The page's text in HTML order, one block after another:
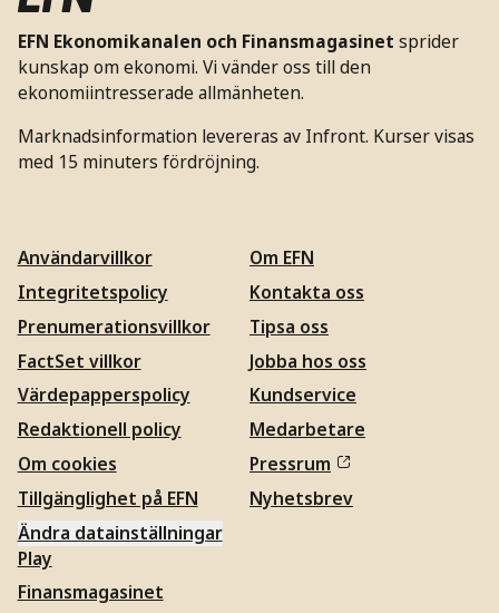
EFN Ekonomikanalen och Finansmagasinet sprider
kunskap om ekonomi. Vi vänder oss till den
ekonomiintresserade allmänheten.
Marknadsinformation levereras av Infront. Kurser visas
med 15 minuters fördröjning.
Användarvillkor
Integritetspolicy
Prenumerationsvillkor
FactSet villkor
Värdepapperspolicy
Redaktionell policy
Om cookies
Tillgänglighet på EFN
Ändra datainställningar
Om EFN
Kontakta oss
Tipsa oss
Jobba hos oss
Kundservice
Medarbetare
Pressrum
Nyhetsbrev
Play
Finansmagasinet